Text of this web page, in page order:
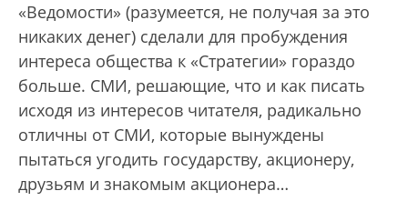
«Ведомости» (разумеется, не получая за это
никаких денег) сделали для пробуждения
интереса общества к «Стратегии» гораздо
больше. СМИ, решающие, что и как писать
исходя из интересов читателя, радикально
отличны от СМИ, которые вынуждены
пытаться угодить государству, акционеру,
друзьям и знакомым акционера…